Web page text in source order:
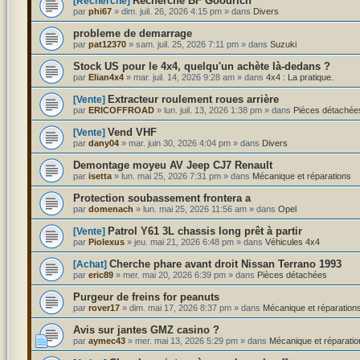
par phi67» dim. juil. 26, 2026 4:15 pm» dans Divers
probleme de demarrage
par pat12370» sam. juil. 25, 2026 7:11 pm» dans Suzuki
Stock US pour le 4x4, quelqu'un achète là-dedans ?
par Elian4x4» mar. juil. 14, 2026 9:28 am» dans 4x4 : La pratique.
[Vente] Extracteur roulement roues arrière
par ERICOFFROAD» lun. juil. 13, 2026 1:38 pm» dans Pièces
[Vente] Vend VHF
par dany04» mar. juin 30, 2026 4:04 pm» dans Divers
Demontage moyeu AV Jeep CJ7 Renault
par isetta» lun. mai 25, 2026 7:31 pm» dans Mécanique et réparations
Protection soubassement frontera a
par domenach » lun. mai 25, 2026 11:56 am» dans Opel
[Vente] Patrol Y61 3L chassis long prêt à partir
par Piolexus» jeu. mai 21, 2026 6:48 pm» dans Véhicules 4x4
[Achat] Cherche phare avant droit Nissan Terrano 1993
par eric89» mer. mai 20, 2026 6:39 pm» dans Pièces détachées
Purgeur de freins for peanuts
par rover17» dim. mai 17, 2026 8:37 pm» dans Mécanique et réparations
Avis sur jantes GMZ casino ?
par aymec43» mer. mai 13, 2026 5:29 pm» dans Mécanique et